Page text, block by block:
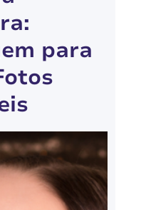
causas, os
e os
eficazes
estrias,
para